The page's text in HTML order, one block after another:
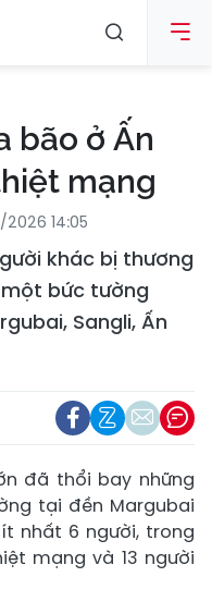
bão ở Ấn
mạng
2026 14:05
khác bị thương
bức tường
Sangli, Ấn
đã thổi bay những
tại đền Margubai
nhất 6 người, trong
mạng và 13 người